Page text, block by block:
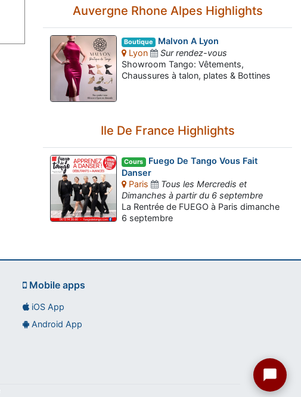
Auvergne Rhone Alpes Highlights
Boutique Malvon A Lyon
Lyon
Sur rendez-vous
Showroom Tango: Vêtements,
Chaussures à talon, plates & Bottines
Ile De France Highlights
Cours Fuego De Tango Vous Fait
Danser
Paris
Tous les Mercredis et
Dimanches à partir du 6 septembre
La Rentrée de FUEGO à Paris dimanche
6 septembre
Mobile apps
iOS App
Android App
Assistant tango-argentin.fr
Questions sur les milongas, cours et stages